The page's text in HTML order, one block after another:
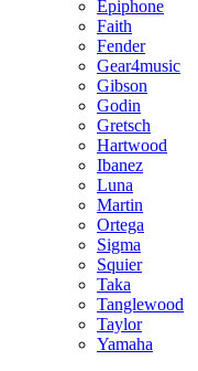
Epiphone
Faith
Fender
Gear4music
Gibson
Godin
Gretsch
Hartwood
Ibanez
Luna
Martin
Ortega
Sigma
Squier
Taka
Tanglewood
Taylor
Yamaha